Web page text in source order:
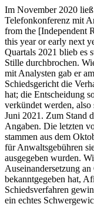
Im November 2020
Telefonkonferenz mit
from the [Independent
this year or early next
Quartals 2021 blieb es
Stille durchbrochen.
mit Analysten gab er
Schiedsgericht die
hat; die Entscheidung
verkündet werden, also
Juni 2021. Zum Stand
Angaben. Die letzten
stammen aus dem
für Anwaltsgebühren
ausgegeben wurden.
Auseinandersetzung
bekanntgegeben hat,
Schiedsverfahren
ein echtes